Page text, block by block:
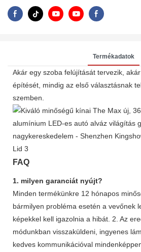
Termékadatok
Akár egy szoba felújítását tervezik,
építését, mindig az első választásnak
szemben.
FAQ
1. milyen garanciát nyújt?
Minden termékünkre 12 hónapos
bármilyen probléma esetén a vevőnek
képekkel kell igazolnia a hibát. 2. Az
módunkban visszaküldeni, ingyenes
kedves kommunikációval